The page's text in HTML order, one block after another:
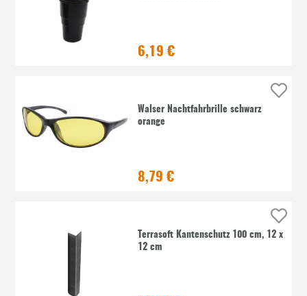
6,19 €
Walser Nachtfahrbrille schwarz
orange
8,79 €
Terrasoft Kantenschutz 100 cm, 12 x
12 cm